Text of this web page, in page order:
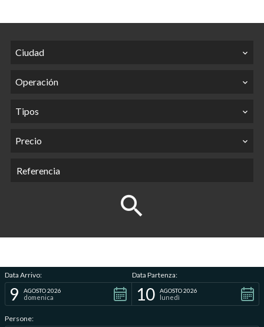
Ciudad
Operación
Tipos
Precio
Data Arrivo:
9 AGOSTO 2026
domenica
Data Partenza:
10 AGOSTO 2026
lunedì
Persone: